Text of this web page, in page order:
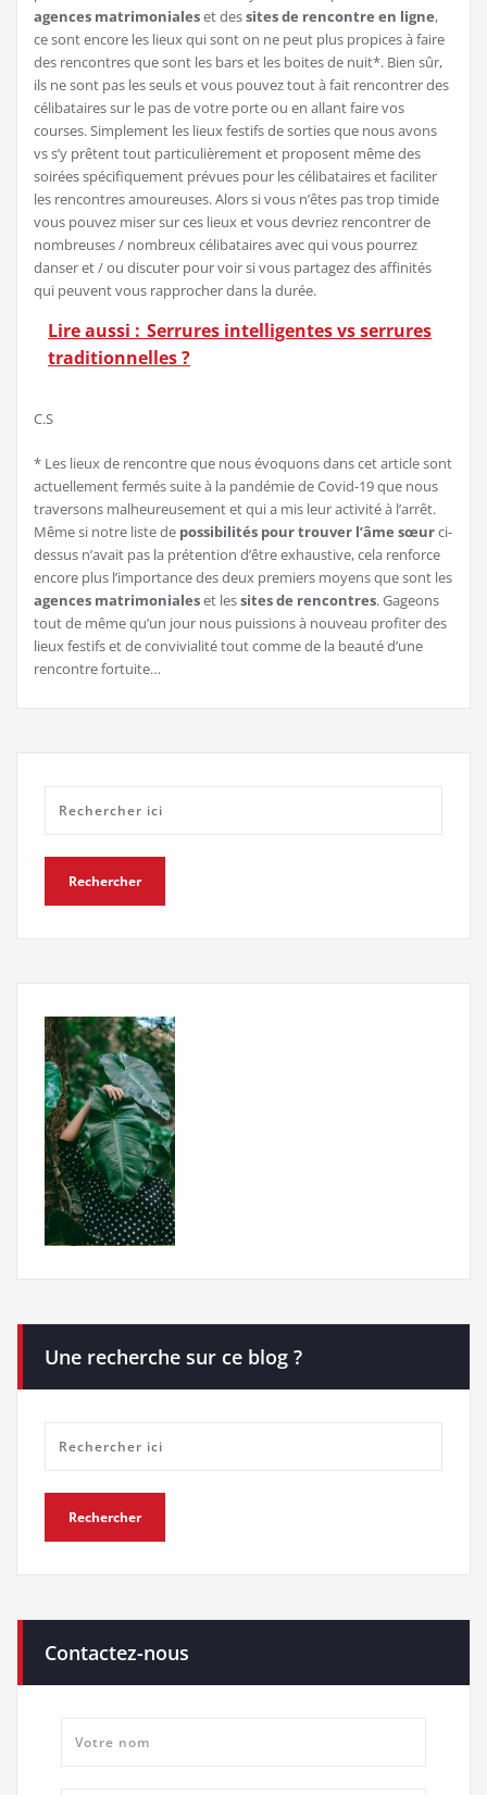
agences matrimonialeset dessites de rencontre en ligne,
ce sont encore les lieux qui sont on ne peut plus propices à faire
des rencontres que sont les bars et les boites de nuit*. Bien sûr,
ils ne sont pas les seuls et vous pouvez tout à fait rencontrer des
célibataires sur le pas de votre porte ou en allant faire vos
courses. Simplement les lieux festifs de sorties que nous avons
vs s’y prêtent tout particulièrement et proposent même des
soirées spécifiquement prévues pour les célibataires et faciliter
les rencontres amoureuses. Alors si vous n’êtes pas trop timide
vous pouvez miser sur ces lieux et vous devriez rencontrer de
nombreuses / nombreux célibataires avec qui vous pourrez
danser et / ou discuter pour voir si vous partagez des affinités
qui peuvent vous rapprocher dans la durée.
Lire aussi : Serrures intelligentes vs serrures
traditionnelles ?
C.S
* Les lieux de rencontre que nous évoquons dans cet article sont
actuellement fermés suite à la pandémie de Covid-19 que nous
traversons malheureusement et qui a mis leur activité à l’arrêt.
Même si notre liste de possibilités pour trouver l’âme sœurci-
dessus n’avait pas la prétention d’être exhaustive, cela renforce
encore plus l’importance des deux premiers moyens que sont les
agences matrimonialeset lessites de rencontres. Gageons
tout de même qu’un jour nous puissions à nouveau profiter des
lieux festifs et de convivialité tout comme de la beauté d’une
rencontre fortuite…
Une recherche sur ce blog ?
Contactez-nous